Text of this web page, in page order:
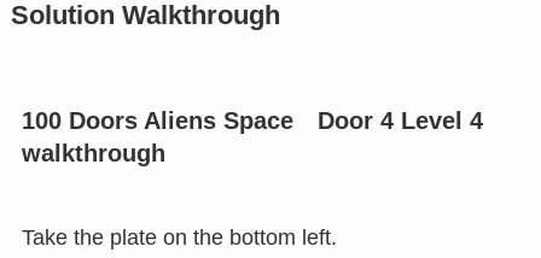
Solution Walkthrough
100 Doors Aliens Space Door 4 Level 4
walkthrough
Take the plate on the bottom left.